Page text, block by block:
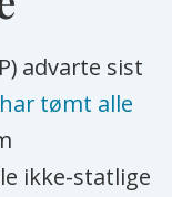
advarte sist
tømt alle
ikke-statlige